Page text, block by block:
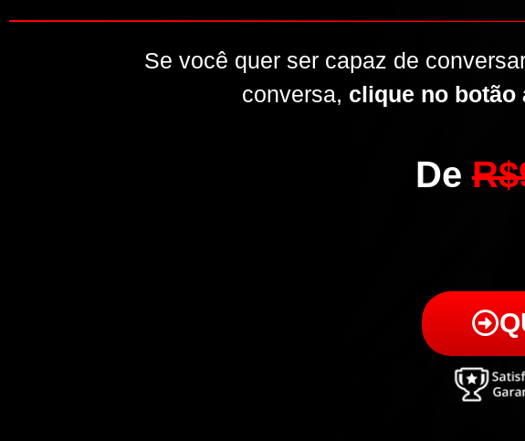
Se você quer ser capaz de
conversa, clique no botão
De